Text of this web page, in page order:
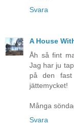
Svara
A House
Åh så fint
Jag har ju
på den
jättemycket!
Många
Svara